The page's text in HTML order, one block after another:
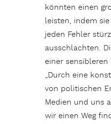
könnten einen
leisten, indem
jeden Fehler
ausschlachten.
einer
„Durch eine
von politischen
Medien und uns
wir einen Weg